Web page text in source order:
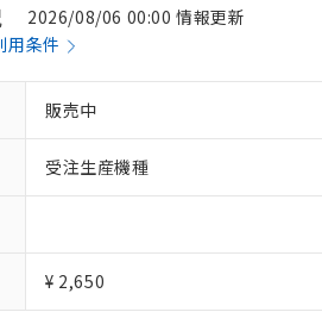
2026/08/06 00:00 情報更新
用条件
販売中
受注生産機種
¥ 2,650